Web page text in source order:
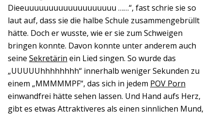
Dieeuuuuuuuuuuuuuuuuuuu ……“, fast schrie sie so
laut auf, dass sie die halbe Schule zusammengebrüllt
hätte. Doch er wusste, wie er sie zum Schweigen
bringen konnte. Davon konnte unter anderem auch
seine Sekretärin ein Lied singen. So wurde das
„UUUUUhhhhhhhh“ innerhalb weniger Sekunden zu
einem „MMMMMPF“, das sich in jedem POV Porn
einwandfrei hätte sehen lassen. Und Hand aufs Herz,
gibt es etwas Attraktiveres als einen sinnlichen Mund,